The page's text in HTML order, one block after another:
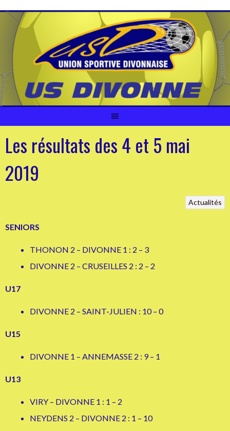
contenu
Les résultats des 4 et 5 mai
2019
Actualités
SENIORS
THONON 2 – DIVONNE 1 : 2 – 3
DIVONNE 2 – CRUSEILLES 2 : 2 – 2
U17
DIVONNE 2 – SAINT-JULIEN : 10 – 0
U15
DIVONNE 1 – ANNEMASSE 2 : 9 – 1
U13
VIRY – DIVONNE 1 : 1 – 2
NEYDENS 2 – DIVONNE 2 : 1 – 10